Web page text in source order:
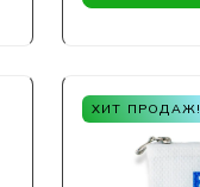
ХИТ ПРОДАЖ!